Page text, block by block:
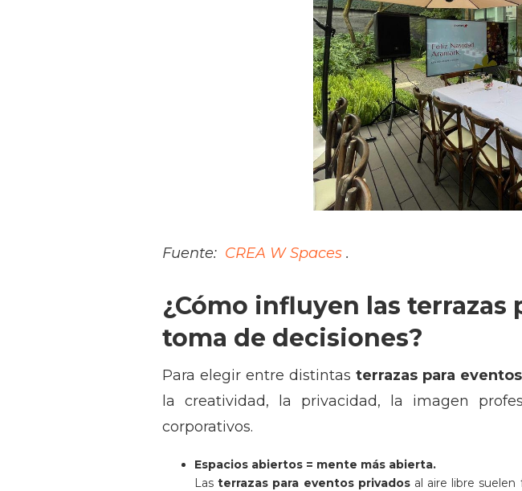
Fuente: CREA W Spaces .
¿Cómo influyen las terrazas
toma de decisiones?
Para elegir entre distintas terrazas para
la creatividad, la privacidad, la imagen
corporativos.
Espacios abiertos = mente más abierta.
Lasterrazas para eventos privadosal aire libre suelen